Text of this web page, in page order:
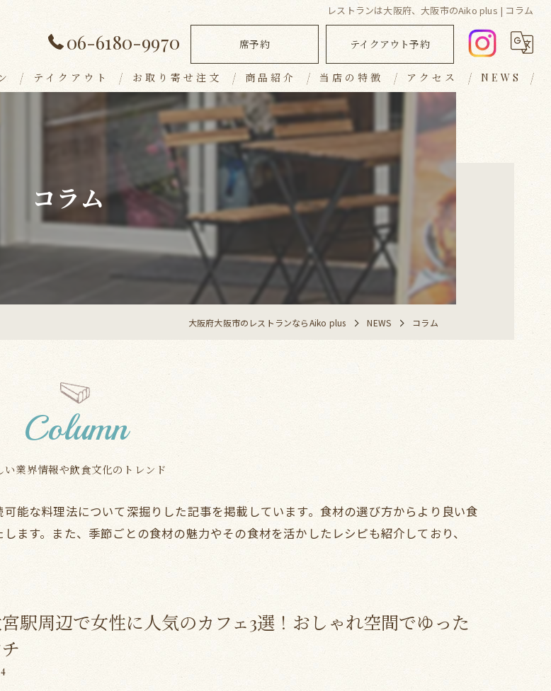
レストランは大阪府、大阪市のAiko plus | コラム
06-6180-9970 席予約 テイクアウト予約
ー
テイクアウト お取り寄せ注文 商品紹介 当店の特徴
ランチ
ディナー
テイクアウト
アクセス NEWS
コラム
大阪府大阪市のレストランならAiko plus NEWS コラム
Column
い業界情報や飲食文化のトレンド
能な料理法について深掘りした記事を掲載しています。食材の選び方からより良い食
ます。また、季節ごとの食材の魅力やその食材を活かしたレシピも紹介しており、
駅周辺で女性に人気のカフェ3選！おしゃれ空間でゆった